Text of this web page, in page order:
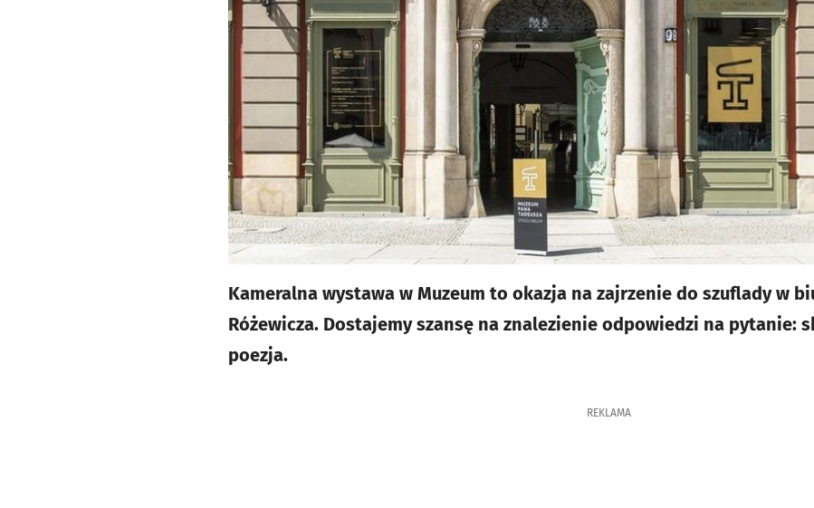
Kameralna wystawa w Muzeum to okazja na zajrzenie do szuflady w
Różewicza. Dostajemy szansę na znalezienie odpowiedzi na pytanie:
poezja.
REKLAMA